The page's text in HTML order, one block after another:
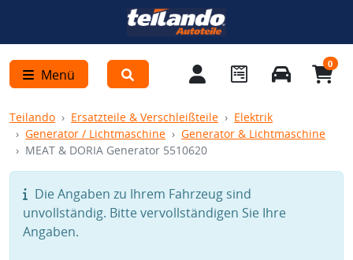
Menü
0
Teilando Ersatzteile & Verschleißteile
Elektrik
Generator / Lichtmaschine
Generator & Lichtmaschine
MEAT & DORIA Generator 5510620
Die Angaben zu Ihrem Fahrzeug sind
unvollständig. Bitte vervollständigen Sie Ihre
Angaben.